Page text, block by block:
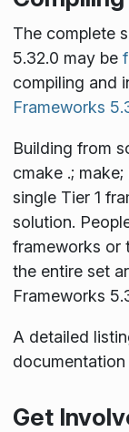
The complete
5.32.0 may be
compiling and
Frameworks
Building from
cmake .;
single Tier 1
solution.
frameworks or
the entire set
Frameworks
A detailed
documentation
Get